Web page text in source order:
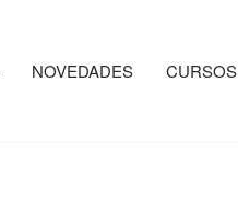
NOVEDADES CURSOS